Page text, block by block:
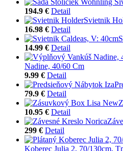
194.9 € Detail
Svietnik
16.98 € Detail
14.99 € Detail
Nadine, 40/60 Cm
9.99 € Detail
79.9 € Detail
10.95 € Detail
299 € Detail
Koberec Julia 2, 70/130cm,